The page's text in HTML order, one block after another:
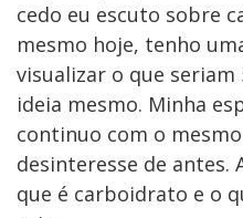
cedo eu escuto sobre
mesmo hoje, tenho
visualizar o que seriam
ideia mesmo. Minha
continuo com o
desinteresse de antes.
que é carboidrato e o